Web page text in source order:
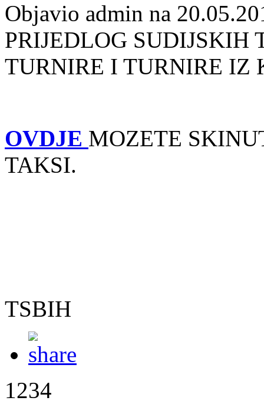
Objavio admin na
PRIJEDLOG SUDIJSKIH
TURNIRE I TURNIRE IZ
OVDJE MOZETE
TAKSI.
TSBIH
1234